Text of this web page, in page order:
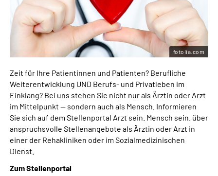
Zeit für Ihre Patientinnen und Patienten? Berufliche
Weiterentwicklung UND Berufs- und Privatleben im
Einklang? Bei uns stehen Sie nicht nur als Ärztin oder Arzt
im Mittelpunkt — sondern auch als Mensch. Informieren
Sie sich auf dem Stellenportal Arzt sein. Mensch sein. über
anspruchsvolle Stellenangebote als Ärztin oder Arzt in
einer der Rehakliniken oder im Sozialmedizinischen
Dienst.
Zum Stellenportal
fotolia.com